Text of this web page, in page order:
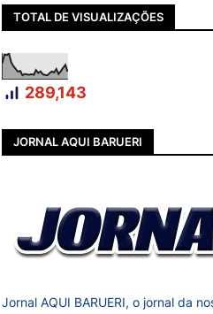
TOTAL DE VISUALIZAÇÕES
289,143
JORNAL AQUI BARUERI
Jornal AQUI BARUERI, o jornal da